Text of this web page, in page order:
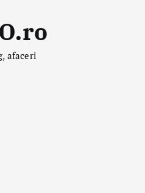
afaceri